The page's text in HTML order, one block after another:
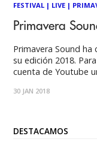
FESTIVAL | LIVE |
Primavera
Primavera Sound
su edición 2018.
cuenta de Youtube
Sound de este año
30 JAN 2018
DESTACAMOS